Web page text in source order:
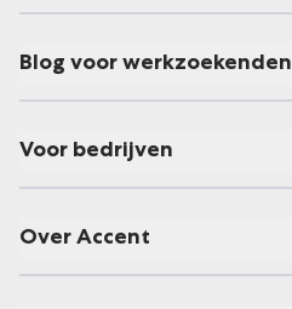
Blog voor werkzoekenden
Voor bedrijven
Over Accent